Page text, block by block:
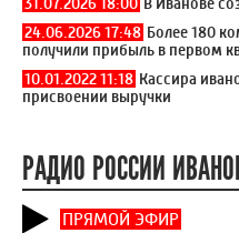
24.06.2026 17:48 Более 180
получили прибыль в первом
10.01.2022 11:18 Кассира
присвоении выручки
РАДИО РОССИИ
ПРЯМОЙ ЭФИР